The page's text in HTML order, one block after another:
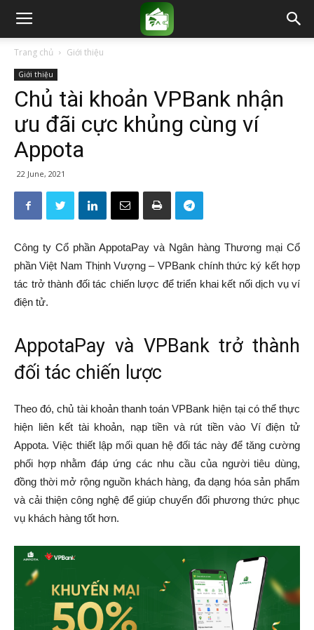
Trang chủ Giới thiệu
Giới thiệu
Chủ tài khoản VPBank nhận
ưu đãi cực khủng cùng ví
Appota
22 June, 2021
Công ty Cổ phần AppotaPay và Ngân hàng Thương mại Cổ
phần Việt Nam Thịnh Vượng – VPBank chính thức ký kết hợp
tác trở thành đối tác chiến lược để triển khai kết nối dịch vụ ví
điện tử.
AppotaPay và VPBank trở thành
đối tác chiến lược
Theo đó, chủ tài khoản thanh toán VPBank hiện tại có thể thực
hiện liên kết tài khoản, nạp tiền và rút tiền vào Ví điện tử
Appota. Việc thiết lập mối quan hệ đối tác này để tăng cường
phối hợp nhằm đáp ứng các nhu cầu của người tiêu dùng,
đồng thời mở rộng nguồn khách hàng, đa dạng hóa sản phẩm
và cải thiện công nghệ để giúp chuyển đổi phương thức phục
vụ khách hàng tốt hơn.